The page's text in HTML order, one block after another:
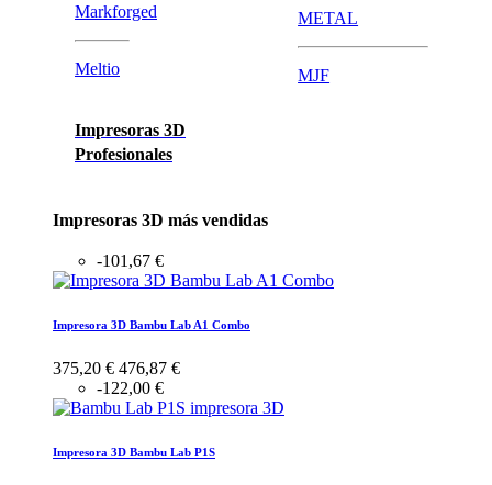
Markforged
Meltio
Impresoras 3D
Profesionales
METAL
MJF
Impresoras 3D más vendidas
-101,67 €
Impresora 3D Bambu Lab A1 Combo
375,20 € 476,87 €
-122,00 €
Impresora 3D Bambu Lab P1S